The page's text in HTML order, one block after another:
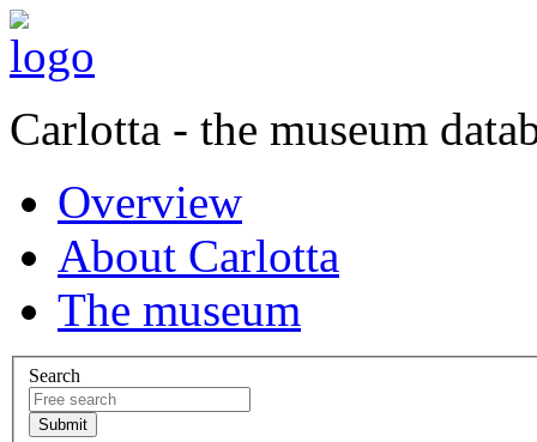
Carlotta - the museum
Overview
About Carlotta
The museum
Search